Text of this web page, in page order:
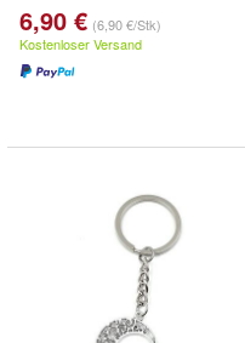
6,90 € (6,90 €/Stk)
Kostenloser Versand